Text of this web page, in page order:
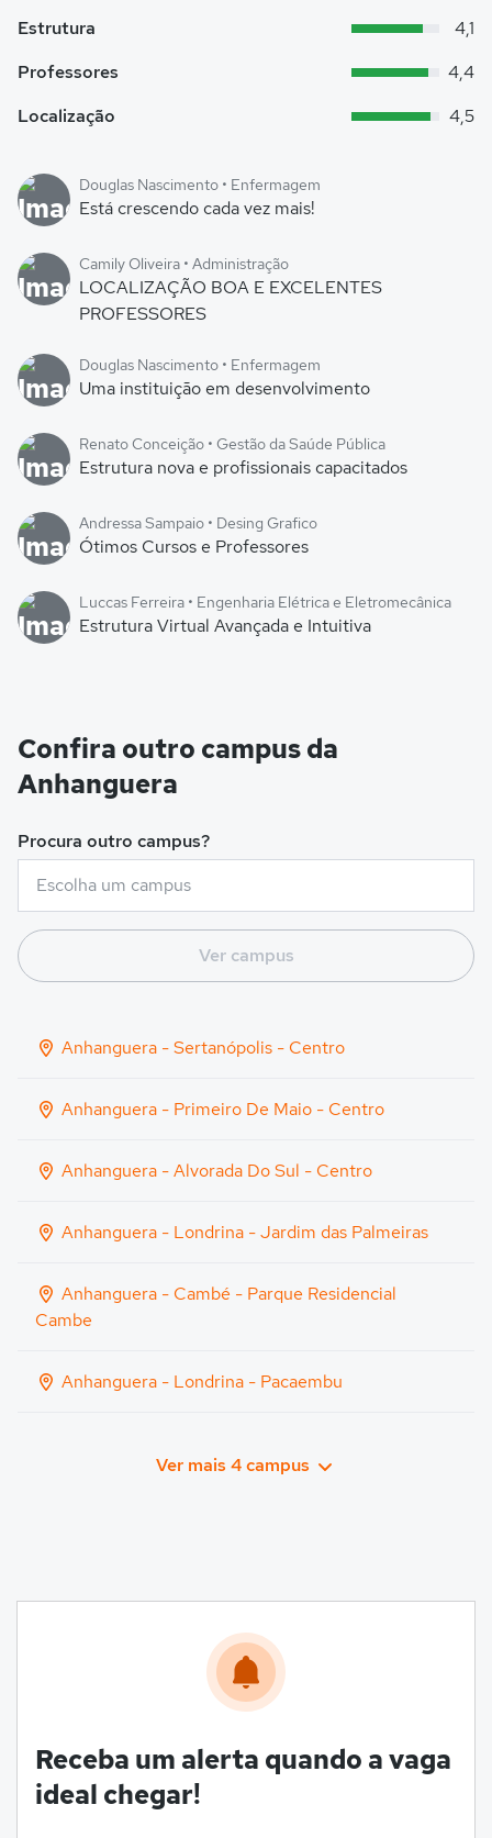
Estrutura
4,1
Professores
4,4
Localização
4,5
Douglas Nascimento • Enfermagem
Está crescendo cada vez mais!
Camily Oliveira • Administração
LOCALIZAÇÃO BOA E EXCELENTES
PROFESSORES
Douglas Nascimento • Enfermagem
Uma instituição em desenvolvimento
Renato Conceição • Gestão da Saúde Pública
Estrutura nova e profissionais capacitados
Andressa Sampaio • Desing Grafico
Ótimos Cursos e Professores
Luccas Ferreira • Engenharia Elétrica e Eletromecânica
Estrutura Virtual Avançada e Intuitiva
Confira outro campus da
Anhanguera
Procura outro campus?
Ver campus
Anhanguera - Sertanópolis - Centro
Anhanguera - Primeiro De Maio - Centro
Anhanguera - Alvorada Do Sul - Centro
Anhanguera - Londrina - Jardim das Palmeiras
Anhanguera - Cambé - Parque Residencial
Cambe
Anhanguera - Londrina - Pacaembu
Ver mais 4 campus
Receba um alerta quando a vaga
ideal chegar!